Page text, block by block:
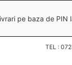
pe baza de PIN
TEL :